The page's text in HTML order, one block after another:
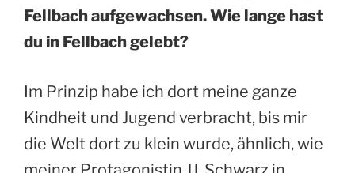
Fellbach aufgewachsen. Wie lange hast
du in Fellbach gelebt?
Im Prinzip habe ich dort meine ganze
Kindheit und Jugend verbracht, bis mir
die Welt dort zu klein wurde, ähnlich, wie